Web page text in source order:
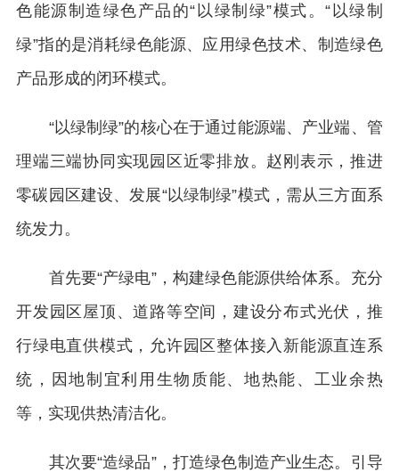
色能源制造绿色产品的“以绿制绿”模式。“以绿制
绿”指的是消耗绿色能源、应用绿色技术、制造绿色
产品形成的闭环模式。
“以绿制绿”的核心在于通过能源端、产业端、管
理端三端协同实现园区近零排放。赵刚表示，推进
零碳园区建设、发展“以绿制绿”模式，需从三方面系
统发力。
首先要“产绿电”，构建绿色能源供给体系。充分
开发园区屋顶、道路等空间，建设分布式光伏，推
行绿电直供模式，允许园区整体接入新能源直连系
统，因地制宜利用生物质能、地热能、工业余热
等，实现供热清洁化。
其次要“造绿品”，打造绿色制造产业生态。引导